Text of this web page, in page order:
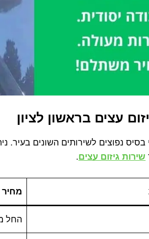
עצים בראשון לציון
בסיס נפוצים לשירותים השונים בעיר.
שירות גיזום עצים.
החל מ-350